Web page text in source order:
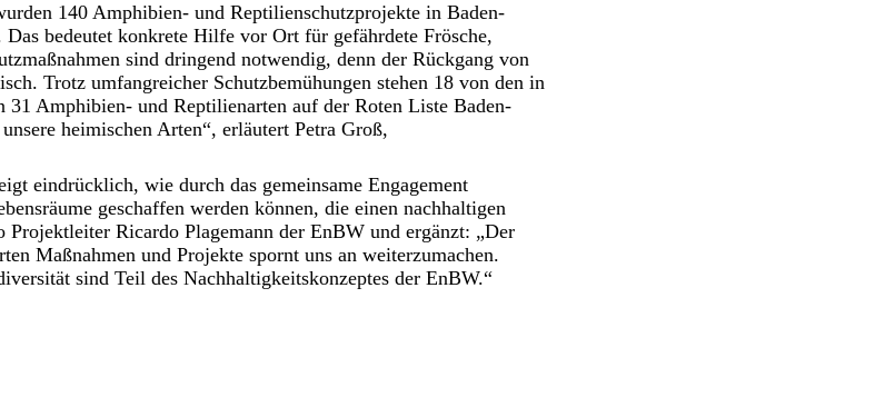
140 Amphibien- und Reptilienschutzprojekte in Baden-
bedeutet konkrete Hilfe vor Ort für gefährdete Frösche,
sind dringend notwendig, denn der Rückgang von
Trotz umfangreicher Schutzbemühungen stehen 18 von den in
31 Amphibien- und Reptilienarten auf der Roten Liste Baden-
heimischen Arten“, erläutert Petra Groß,
eindrücklich, wie durch das gemeinsame Engagement
geschaffen werden können, die einen nachhaltigen
Ricardo Plagemann der EnBW und ergänzt: „Der
Maßnahmen und Projekte spornt uns an weiterzumachen.
sind Teil des Nachhaltigkeitskonzeptes der EnBW.“